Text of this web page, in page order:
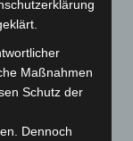
über
Bagger-Unfall
Maßnahmen
Schutz der
Dennoch